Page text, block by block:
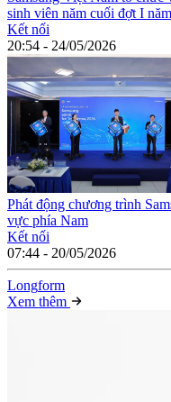
sinh viên năm cuối đợt I
Kết nối
20:54 - 24/05/2026
Phát động chương trình
vực phía Nam
Kết nối
07:44 - 20/05/2026
Longform
Xem thêm